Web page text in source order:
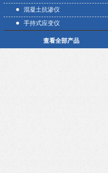
混凝土抗渗仪
手持式应变仪
查看全部产品